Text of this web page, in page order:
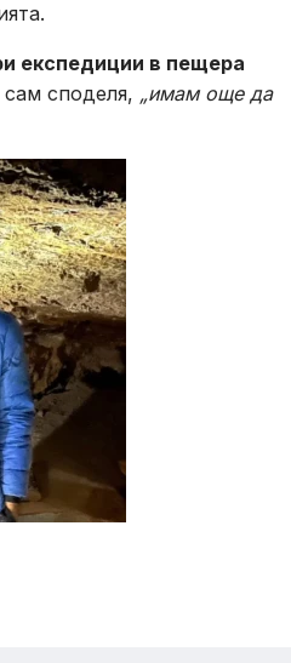
експедиции в пещера
сам споделя, „имам още да